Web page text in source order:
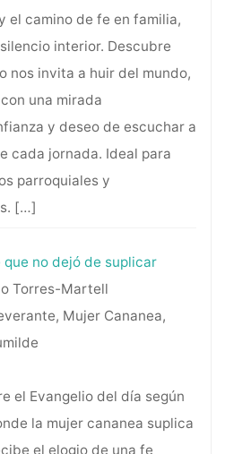
el camino de fe en familia,
interior. Descubre
nos invita a huir del mundo,
una mirada
y deseo de escuchar a
cada jornada. Ideal para
parroquiales y
[…]
que no dejó de suplicar
Torres-Martell
Mujer Cananea,
el Evangelio del día según
la mujer cananea suplica
el elogio de una fe